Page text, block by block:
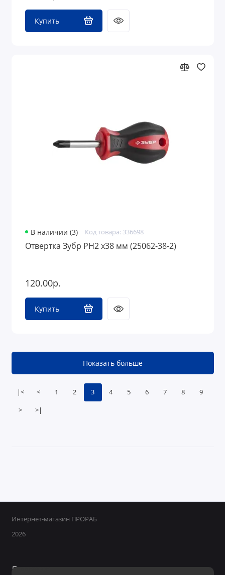
Купить
В наличии (3) Код товара: 336698
Отвертка Зубр PH2 х38 мм (25062-38-2)
120.00р.
Купить
|< < 1 2 3 4 5 6 7 8 9
> >|
Показать больше
Интернет-магазин ПРОРАБ
2026
Поддержка